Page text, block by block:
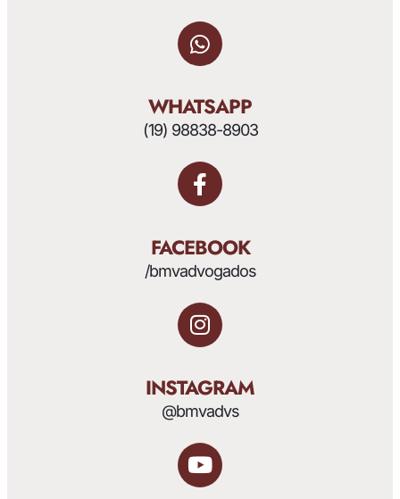
WHATSAPP
(19) 98838-8903
FACEBOOK
/bmvadvogados
INSTAGRAM
@bmvadvs